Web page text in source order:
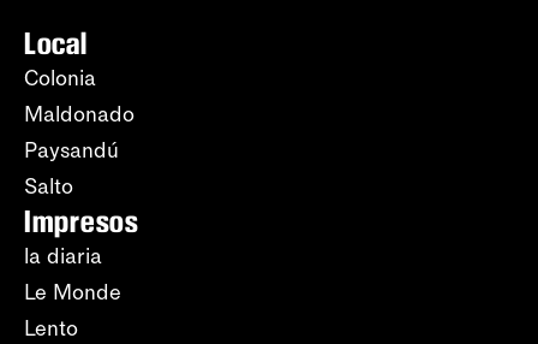
Local
Colonia
Maldonado
Paysandú
Salto
Impresos
la diaria
Le Monde
Lento